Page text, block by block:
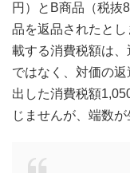
円）とB商品（税抜
品を返品されたと
載する消費税額は
ではなく、対価の
出した消費税額
じませんが、端数